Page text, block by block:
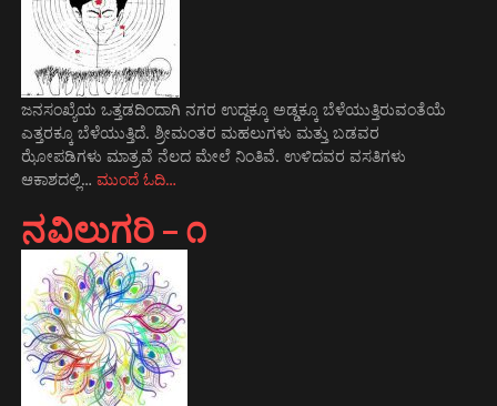
ಜನಸಂಖ್ಯೆಯ ಒತ್ತಡದಿಂದಾಗಿ ನಗರ ಉದ್ದಕ್ಕೂ ಅಡ್ಡಕ್ಕೂ ಬೆಳೆಯುತ್ತಿರುವಂತೆಯೆ
ಎತ್ತರಕ್ಕೂ ಬೆಳೆಯುತ್ತಿದೆ. ಶ್ರೀಮಂತರ ಮಹಲುಗಳು ಮತ್ತು ಬಡವರ
ಝೋಪಡಿಗಳು ಮಾತ್ರವೆ ನೆಲದ ಮೇಲೆ ನಿಂತಿವೆ. ಉಳಿದವರ ವಸತಿಗಳು
ಆಕಾಶದಲ್ಲಿ…ಮುಂದೆ ಓದಿ…
ನವಿಲುಗರಿ – ೧